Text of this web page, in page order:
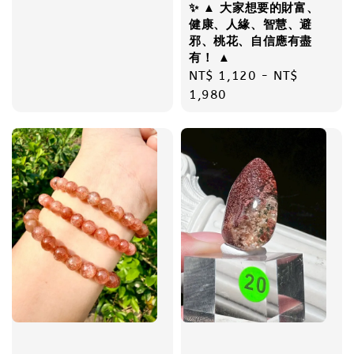
✨ ▲ 大家想要的財富、
健康、人緣、智慧、避
邪、桃花、自信應有盡
有！ ▲
Regular
price
NT$ 1,120 - NT$
1,980